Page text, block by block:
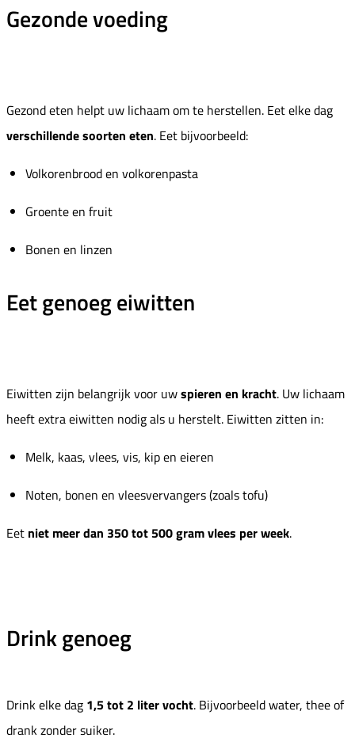
Gezonde voeding
Gezond eten helpt uw lichaam om te herstellen. Eet elke dag
verschillende soorten eten. Eet bijvoorbeeld:
Volkorenbrood en volkorenpasta
Groente en fruit
Bonen en linzen
Eet genoeg eiwitten
Eiwitten zijn belangrijk voor uwspieren en kracht. Uw lichaam
heeft extra eiwitten nodig als u herstelt. Eiwitten zitten in:
Melk, kaas, vlees, vis, kip en eieren
Noten, bonen en vleesvervangers (zoals tofu)
Eet niet meer dan 350 tot 500 gram vlees per week.
Drink genoeg
Drink elke dag 1,5 tot 2 liter vocht. Bijvoorbeeld water, thee of
drank zonder suiker.